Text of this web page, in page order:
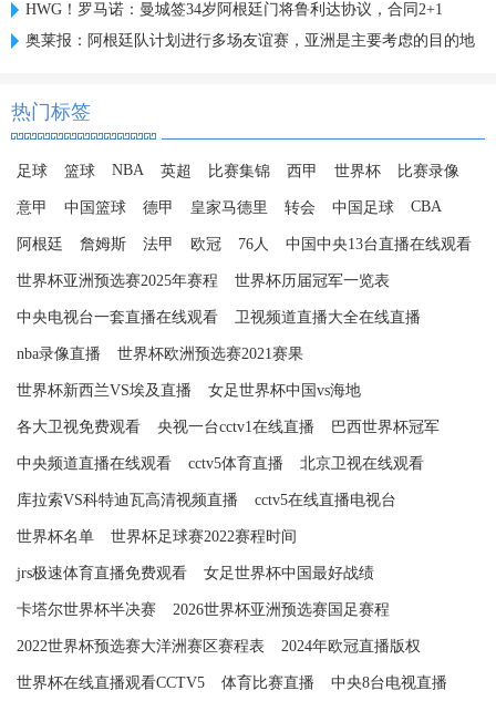
HWG！罗马诺：曼城签34岁阿根廷门将鲁利达协议，合同2+1
奥莱报：阿根廷队计划进行多场友谊赛，亚洲是主要考虑的目的地
热门标签
足球 篮球 NBA 英超 比赛集锦 西甲 世界杯 比赛录像
意甲 中国篮球 德甲 皇家马德里 转会 中国足球 CBA
阿根廷 詹姆斯 法甲 欧冠 76人 中国中央13台直播在线观看
世界杯亚洲预选赛2025年赛程 世界杯历届冠军一览表
中央电视台一套直播在线观看 卫视频道直播大全在线直播
nba录像直播 世界杯欧洲预选赛2021赛果
世界杯新西兰VS埃及直播 女足世界杯中国vs海地
各大卫视免费观看 央视一台cctv1在线直播 巴西世界杯冠军
中央频道直播在线观看 cctv5体育直播 北京卫视在线观看
库拉索VS科特迪瓦高清视频直播 cctv5在线直播电视台
世界杯名单 世界杯足球赛2022赛程时间
jrs极速体育直播免费观看 女足世界杯中国最好战绩
卡塔尔世界杯半决赛 2026世界杯亚洲预选赛国足赛程
2022世界杯预选赛大洋洲赛区赛程表 2024年欧冠直播版权
世界杯在线直播观看CCTV5 体育比赛直播 中央8台电视直播